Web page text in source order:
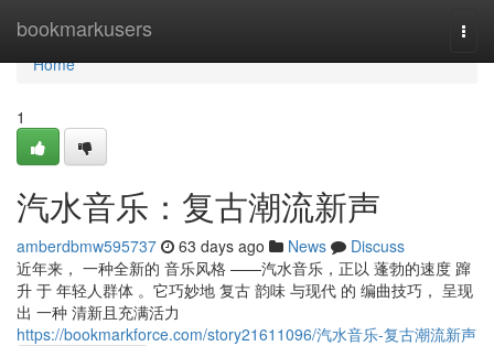
bookmarkusers
Home
Home
1
汽水音乐：复古潮流新声
amberdbmw595737 63 days ago News
Discuss
近年来， 一种全新的 音乐风格 ——汽水音乐，正以 蓬勃的速度 蹿
升 于 年轻人群体 。它巧妙地 复古 韵味 与现代 的 编曲技巧， 呈现
出 一种 清新且充满活力
https://bookmarkforce.com/story21611096/汽水音乐-复古潮流新声